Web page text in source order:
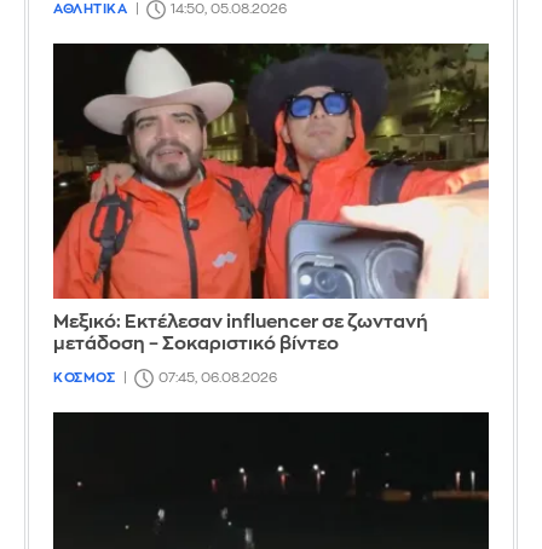
ΑΘΛΗΤΙΚΑ 14:50, 05.08.2026
Μεξικό: Εκτέλεσαν influencer σε ζωντανή
μετάδοση – Σοκαριστικό βίντεο
ΚΟΣΜΟΣ 07:45, 06.08.2026